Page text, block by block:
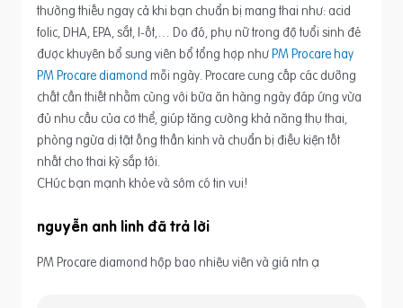
thường thiếu ngay cả khi bạn chuẩn bị mang thai như: acid
folic, DHA, EPA, sắt, I-ốt,… Do đó, phụ nữ trong độ tuổi sinh đẻ
được khuyên bổ sung viên bổ tổng hợp nhưPM Procare hay
PM Procare diamond mỗi ngày. Procare cung cấp các dưỡng
chất cần thiết nhằm cùng với bữa ăn hàng ngày đáp ứng vừa
đủ nhu cầu của cơ thể, giúp tăng cường khả năng thụ thai,
phòng ngừa dị tật ống thần kinh và chuẩn bị điều kiện tốt
nhất cho thai kỳ sắp tới.
CHúc bạn mạnh khỏe và sớm có tin vui!
nguyễn anh linh
PM Procare diamond hộp bao nhiêu viên và giá ntn ạ